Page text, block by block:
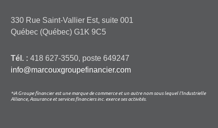
330 Rue Saint-Vallier Est, suite 001
Québec (Québec) G1K 9C5
Tél. : 418 627-3550, poste 649247
info@marcouxgroupefinancier.com
*iA Groupe financier est une marque de commerce et un autre nom sous lequel l’Industrielle
Alliance, Assurance et services financiers inc. exerce ses activités.